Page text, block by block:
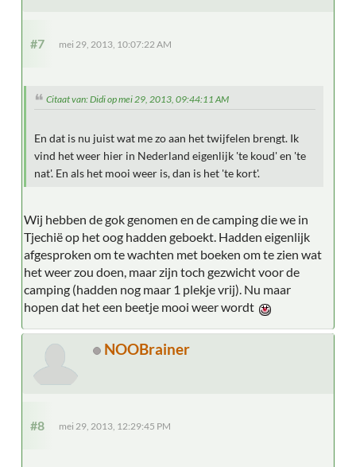
#7 mei 29, 2013, 10:07:22 AM
Citaat van: Didi op mei 29, 2013, 09:44:11 AM
En dat is nu juist wat me zo aan het twijfelen brengt. Ik
vind het weer hier in Nederland eigenlijk 'te koud' en 'te
nat'. En als het mooi weer is, dan is het 'te kort'.
Wij hebben de gok genomen en de camping die we in
Tjechië op het oog hadden geboekt. Hadden eigenlijk
afgesproken om te wachten met boeken om te zien wat
het weer zou doen, maar zijn toch gezwicht voor de
camping (hadden nog maar 1 plekje vrij). Nu maar
hopen dat het een beetje mooi weer wordt
NOOBrainer
#8 mei 29, 2013, 12:29:45 PM